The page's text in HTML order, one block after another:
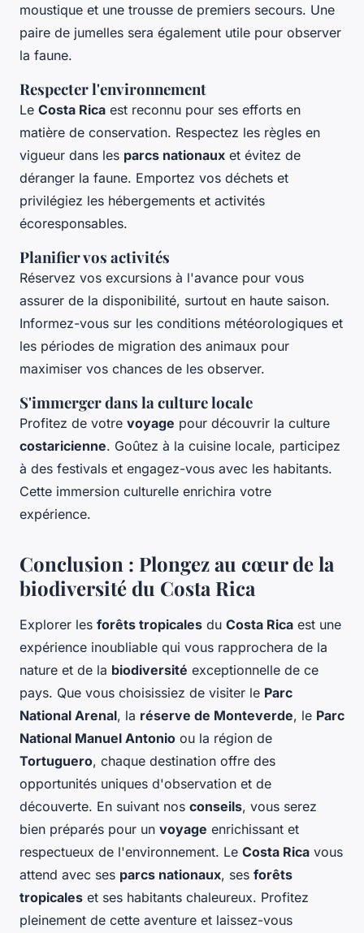
moustique et une trousse de premiers secours. Une
paire de jumelles sera également utile pour observer
la faune.
Respecter l'environnement
Le Costa Rica est reconnu pour ses efforts en
matière de conservation. Respectez les règles en
vigueur dans les parcs nationaux et évitez de
déranger la faune. Emportez vos déchets et
privilégiez les hébergements et activités
écoresponsables.
Planifier vos activités
Réservez vos excursions à l'avance pour vous
assurer de la disponibilité, surtout en haute saison.
Informez-vous sur les conditions météorologiques et
les périodes de migration des animaux pour
maximiser vos chances de les observer.
S'immerger dans la culture locale
Profitez de votre voyage pour découvrir la culture
costaricienne. Goûtez à la cuisine locale, participez
à des festivals et engagez-vous avec les habitants.
Cette immersion culturelle enrichira votre
expérience.
Conclusion : Plongez au cœur de la
biodiversité du Costa Rica
Explorer les forêts tropicales du Costa Rica est une
expérience inoubliable qui vous rapprochera de la
nature et de la biodiversité exceptionnelle de ce
pays. Que vous choisissiez de visiter le Parc
National Arenal, la réserve de Monteverde, le Parc
National Manuel Antonio ou la région de
Tortuguero, chaque destination offre des
opportunités uniques d'observation et de
découverte. En suivant nos conseils, vous serez
bien préparés pour un voyage enrichissant et
respectueux de l'environnement. Le Costa Rica vous
attend avec ses parcs nationaux, ses forêts
tropicales et ses habitants chaleureux. Profitez
pleinement de cette aventure et laissez-vous